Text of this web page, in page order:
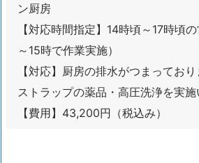
ト
イ
レ
つ
り
水
ン厨房
【対応時間指定】14時頃～17時頃
～15時で作業実施）
【対応】厨房の排水がつまってお
ストラップの薬品・高圧洗浄を実施
【費用】43,200円（税込み）